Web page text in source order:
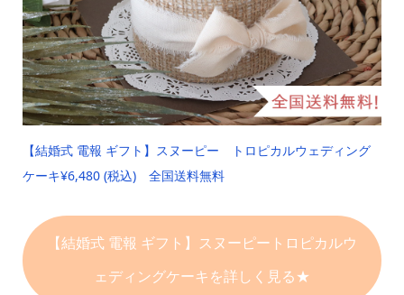
【結婚式 電報 ギフト】 スヌーピー トロピカルウェディング
ケーキ¥6,480 (税込) 全国送料無料
【結婚式 電報 ギフト】 スヌーピー トロピカルウ
ェディングケーキを詳しく見る★